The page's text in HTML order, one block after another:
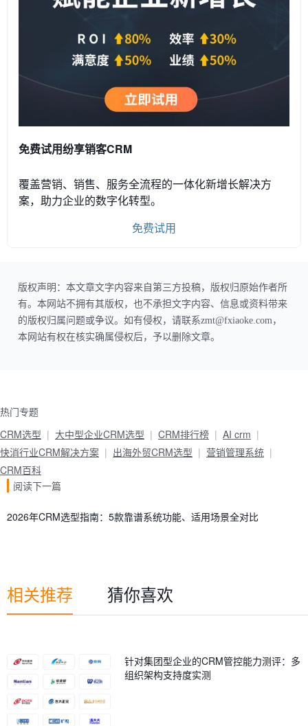
免费试用纷享销客CRM
覆盖营销、销售、服务全流程的一体化新增长解决方
案，助力企业的数字化转型。
免费试用
版权声明：本文章文字内容来自第三方投稿，版权归原始作者所
有。本网站不拥有其版权，也不承担文字内容、信息或资料带来
的版权归属问题或争议。如有侵权，请联系zmt@fxiaoke.com，
本网站有权在核实确属侵权后，予以删除文章。
热门专题
CRM选型
大中型企业CRM选型 CRM排行榜
AI crm
快消行业CRM解决方案
出海外贸CRM选型
营销管理系统
CRM百科
阅读下一篇
2026年CRM选型指南：5款靠谱系统功能、适用场景全对比
相关推荐 猜你喜欢
针对集团型企业的CRM管控能力测评：多
组织架构支持度实测